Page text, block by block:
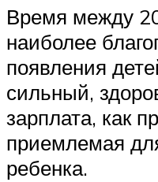
Время между
наиболее
появления
сильный,
зарплата, как
приемлемая
ребенка.